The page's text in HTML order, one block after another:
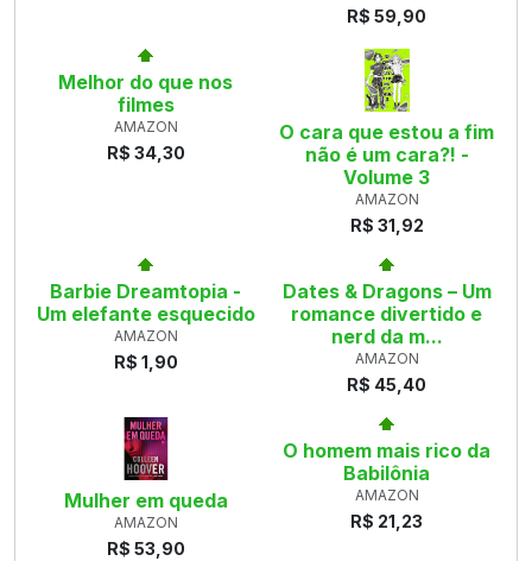
R$ 59,90
Melhor do que nos
filmes
AMAZON
R$ 34,30
O cara que estou a fim
não é um cara?! -
Volume 3
AMAZON
R$ 31,92
Barbie Dreamtopia -
Um elefante esquecido
AMAZON
R$ 1,90
Dates & Dragons – Um
romance divertido e
nerd da m...
AMAZON
R$ 45,40
Mulher em queda
AMAZON
R$ 53,90
O homem mais rico da
Babilônia
AMAZON
R$ 21,23